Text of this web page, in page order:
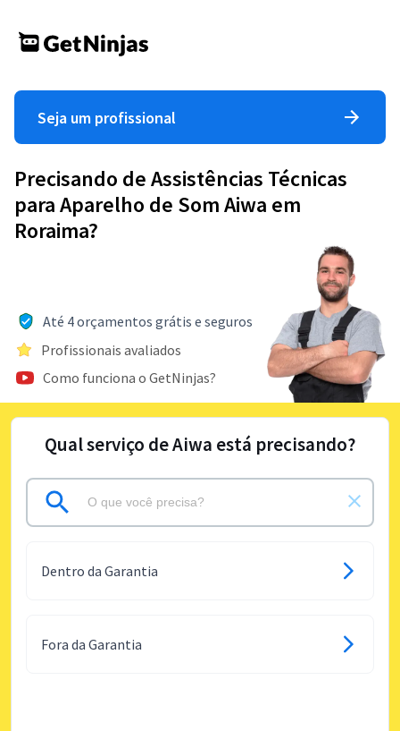
Seja um profissional
Precisando de Assistências Técnicas
para Aparelho de Som Aiwa em
Roraima?
Até 4 orçamentos grátis e seguros
Profissionais avaliados
Como funciona o GetNinjas?
Qual serviço de Aiwa está precisando?
Dentro da Garantia
Fora da Garantia